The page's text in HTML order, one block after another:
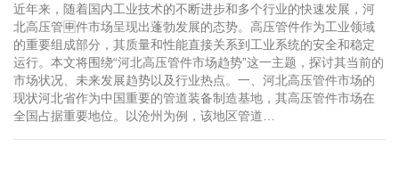
近年来，随着国内工业技术的不断进步和多个行业的快速发展，河
北高压管🈸件市场呈现出蓬勃发展的态势。高压管件作为工业领域
的重要组成部分，其质量和性能直接关系到工业系统的安全和稳定
运行。本文将围绕“河北高压管件市场趋势”这一主题，探讨其当前的
市场状况、未来发展趋势以及行业热点。一、河北高压管件市场的
现状河北省作为中国重要的管道装备制造基地，其高压管件市场在
全国占据重要地位。以沧州为例，该地区管道…